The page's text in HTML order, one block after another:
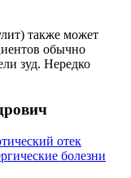
также может
обычно
зуд. Нередко
отек
болезни